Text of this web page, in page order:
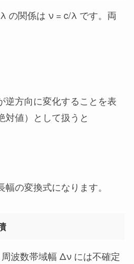
の関係は ν = c/λ です。両
逆方向に変化することを表
対値）として扱うと
の変換式になります。
波数帯域幅 Δν には不確定